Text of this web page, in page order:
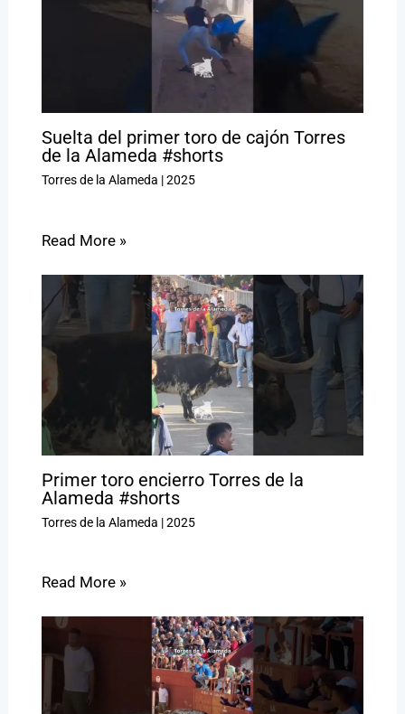
Suelta del primer toro de cajón Torres
de la Alameda #shorts
Torres de la Alameda |2025
Read More »
Primer toro encierro Torres de la
Alameda #shorts
Torres de la Alameda |2025
Read More »